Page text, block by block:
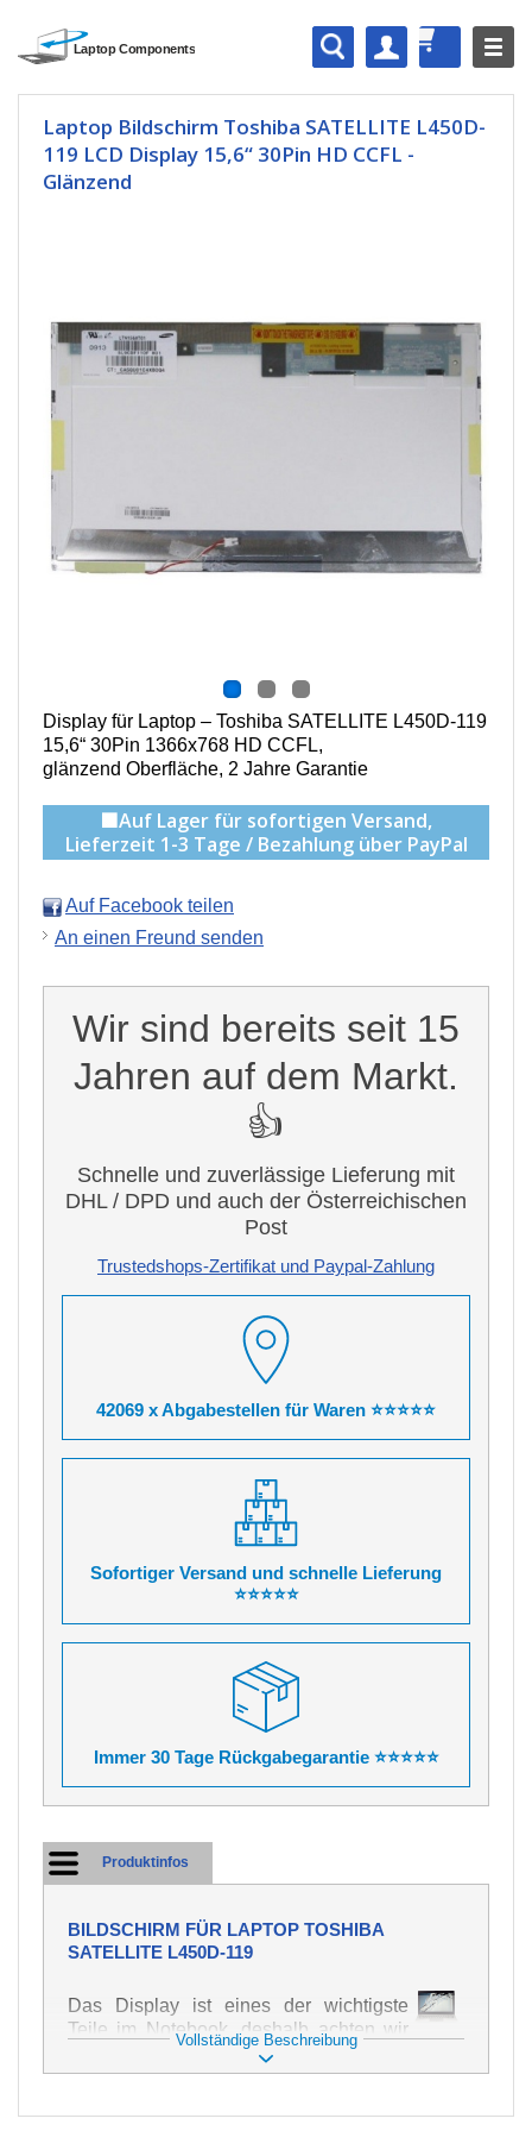
Laptop Bildschirm Toshiba SATELLITE L450D-
119 LCD Display 15,6“ 30Pin HD CCFL -
Glänzend
Display für Laptop – Toshiba SATELLITE L450D-119
15,6“ 30Pin 1366x768 HD CCFL,
g länzend Oberfläche, 2 Jahre Garantie
🟩Auf Lager für sofortigen Versand,
Lieferzeit 1-3 Tage / Bezahlung über PayPal
Auf Facebook teilen
An einen Freund senden
Wir sind bereits seit 15
Jahren auf dem Markt.
👍
Schnelle und zuverlässige Lieferung mit
DHL / DPD und auch der Österreichischen
Post
Trustedshops-Zertifikat und Paypal-Zahlung
42069 x Abgabestellen für Waren ⭐⭐⭐⭐⭐
Sofortiger Versand und schnelle Lieferung
⭐⭐⭐⭐⭐
Immer 30 Tage Rückgabegarantie ⭐⭐⭐⭐⭐
Produktinfos
BILDSCHIRM FÜR LAPTOP TOSHIBA
SATELLITE L450D-119
Das Display ist eines der wichtigste
Teile im Notebook, deshalb achten wir
auf höchste Qualität dieses Ersatzteils.
Er dient zur Darstellung von Texten und
Vollständige Beschreibung